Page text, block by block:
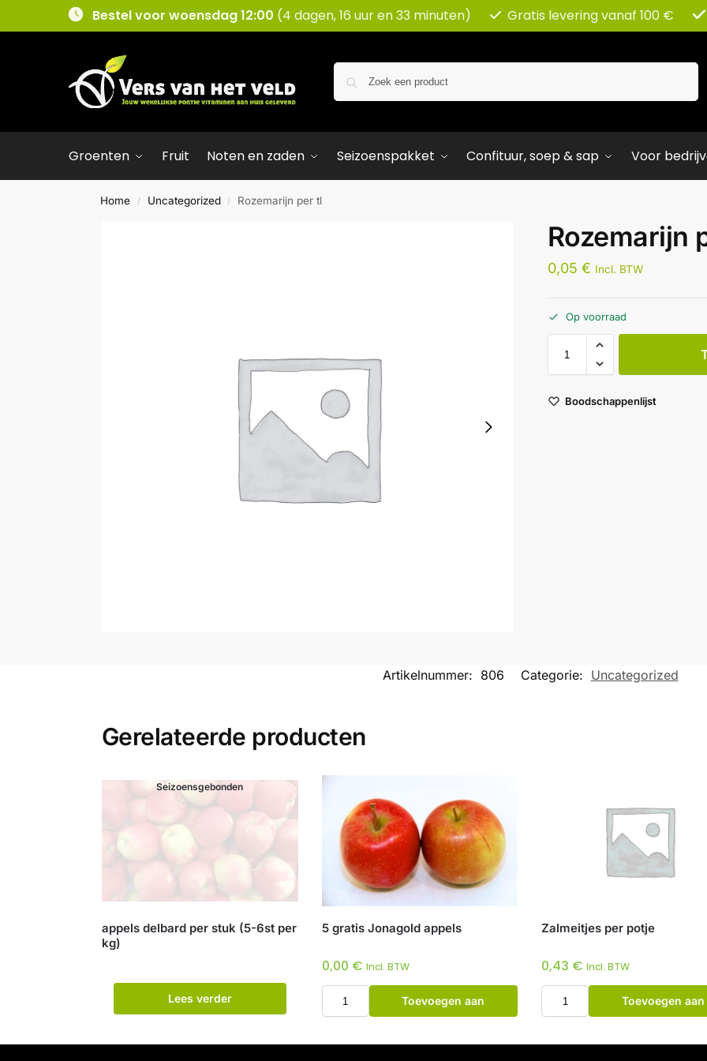
Bestel voor woensdag 12:00 (4 dagen, 16 uur en 33 minuten) Gratis levering vanaf 100 €
Groenten Fruit Noten en zaden Seizoenspakket Confituur, soep & sap Voor
Home / Uncategorized / Rozemarijn per tl
Rozemarijn
0,05 € Incl. BTW
Op voorraad
Boodschappenlijst
Artikelnummer: 806 Categorie: Uncategorized
Gerelateerde producten
Seizoensgebonden
appels delbard per stuk (5-6st per
kg)
Lees verder
5 gratis Jonagold appels
0,00 € Incl. BTW
Toevoegen aan
Zalmeitjes per potje
0,43 € Incl. BTW
Toevoegen aan